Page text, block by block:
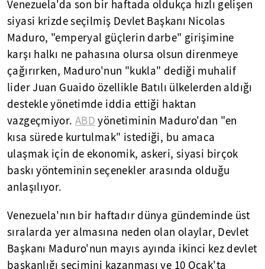
Venezuela'da son bir haftada oldukça hızlı gelişen
siyasi krizde seçilmiş Devlet Başkanı Nicolas
Maduro, "emperyal güçlerin darbe" girişimine
karşı halkı ne pahasına olursa olsun direnmeye
çağırırken, Maduro'nun "kukla" dediği muhalif
lider Juan Guaido özellikle Batılı ülkelerden aldığı
destekle yönetimde iddia ettiği haktan
vazgeçmiyor. ABD yönetiminin Maduro'dan "en
kısa sürede kurtulmak" istediği, bu amaca
ulaşmak için de ekonomik, askeri, siyasi birçok
baskı yönteminin seçenekler arasında olduğu
anlaşılıyor.
Venezuela'nın bir haftadır dünya gündeminde üst
sıralarda yer almasına neden olan olaylar, Devlet
Başkanı Maduro'nun mayıs ayında ikinci kez devlet
başkanlığı seçimini kazanması ve 10 Ocak'ta